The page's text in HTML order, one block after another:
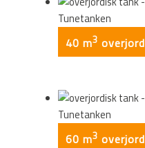
40 m3 overjordisk tank
60 m3 overjordisk tank